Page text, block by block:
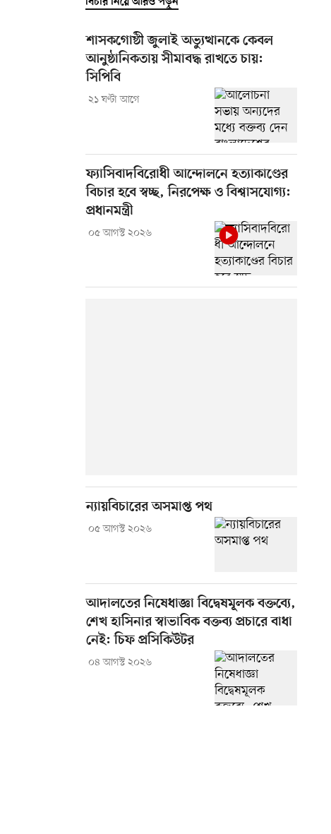
শাসকগোষ্ঠী জুলাই অভ্যুত্থানকে কেবল
আনুষ্ঠানিকতায় সীমাবদ্ধ রাখতে চায়:
সিপিবি
২১ ঘণ্টা আগে
ফ্যাসিবাদবিরোধী আন্দোলনে হত্যাকাণ্ডের
বিচার হবে স্বচ্ছ, নিরপেক্ষ ও বিশ্বাসযোগ্য:
প্রধানমন্ত্রী
০৫ আগস্ট ২০২৬
ন্যায়বিচারের অসমাপ্ত পথ
০৫ আগস্ট ২০২৬
আদালতের নিষেধাজ্ঞা বিদ্বেষমূলক বক্তব্যে,
শেখ হাসিনার স্বাভাবিক বক্তব্য প্রচারে বাধা
নেই: চিফ প্রসিকিউটর
০৪ আগস্ট ২০২৬